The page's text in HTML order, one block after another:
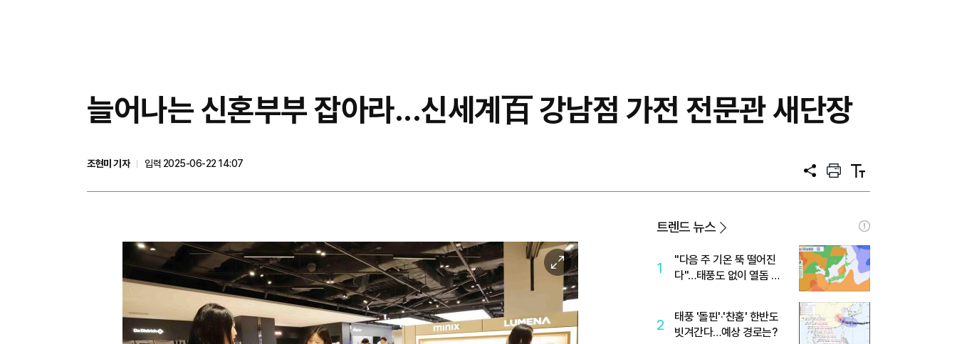
늘어나는 신혼부부 잡아라...신세계百 강남점 가전 전문관 새단장
조현미 기자
입력 2025-06-22 14:07
공
프
트
텍
트
이
미
확
트렌드 뉴스
1
"다음 주 기온 뚝 떨어진
다"…태풍도 없이 열돔 박
2
태풍 '돌핀'·'찬홈' 한반도
빗겨간다…예상 경로는?